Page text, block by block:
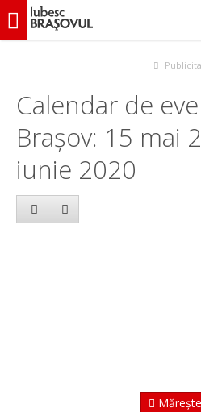
iubescbraşovul.ro
Calendar de
Brașov: 15 mai
iunie 2020
Mărește